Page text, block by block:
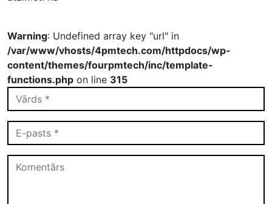
Warning: Undefined array key "url" in
/var/www/vhosts/4pmtech.com/httpdocs/wp-
content/themes/fourpmtech/inc/template-
functions.php on line 315